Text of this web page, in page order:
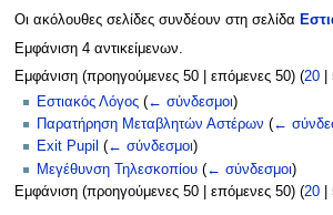
Οι ακόλουθες σελίδες συνδέουν στη σελίδα
Εμφάνιση 4 αντικείμενων.
Εμφάνιση (προηγούμενες 50| επόμενες 50) (20|
Εστιακός Λόγος (← σύνδεσμοι)
Παρατήρηση Μεταβλητών Αστέρων (←
Exit Pupil (← σύνδεσμοι)
Μεγέθυνση Τηλεσκοπίου (← σύνδεσμοι)
Εμφάνιση (προηγούμενες 50| επόμενες 50) (20|